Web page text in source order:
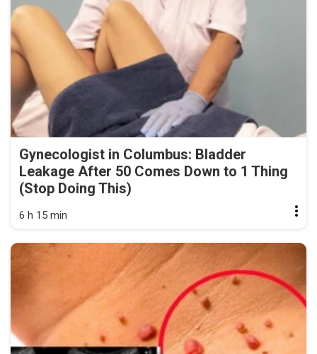
Gynecologist in Columbus: Bladder
Leakage After 50 Comes Down to 1 Thing
(Stop Doing This)
6 h 15 min